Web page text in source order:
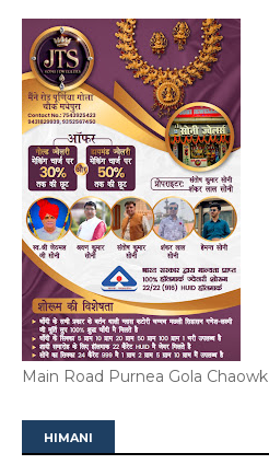
Main Road Purnea Gola Chaowk
HIMANI